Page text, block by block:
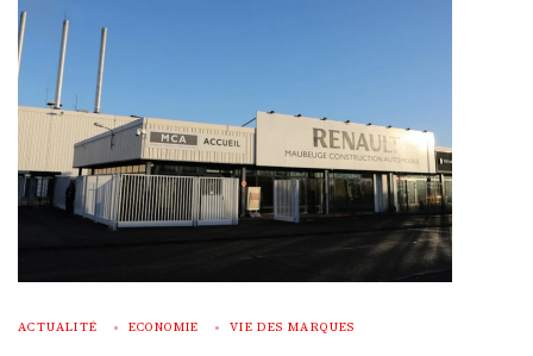
ACTUALITÉ ECONOMIE VIE DES MARQUES